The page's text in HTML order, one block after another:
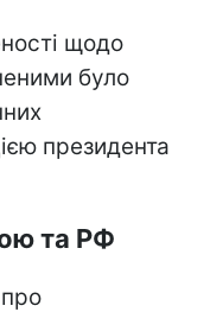
щодо
було
президента
та РФ